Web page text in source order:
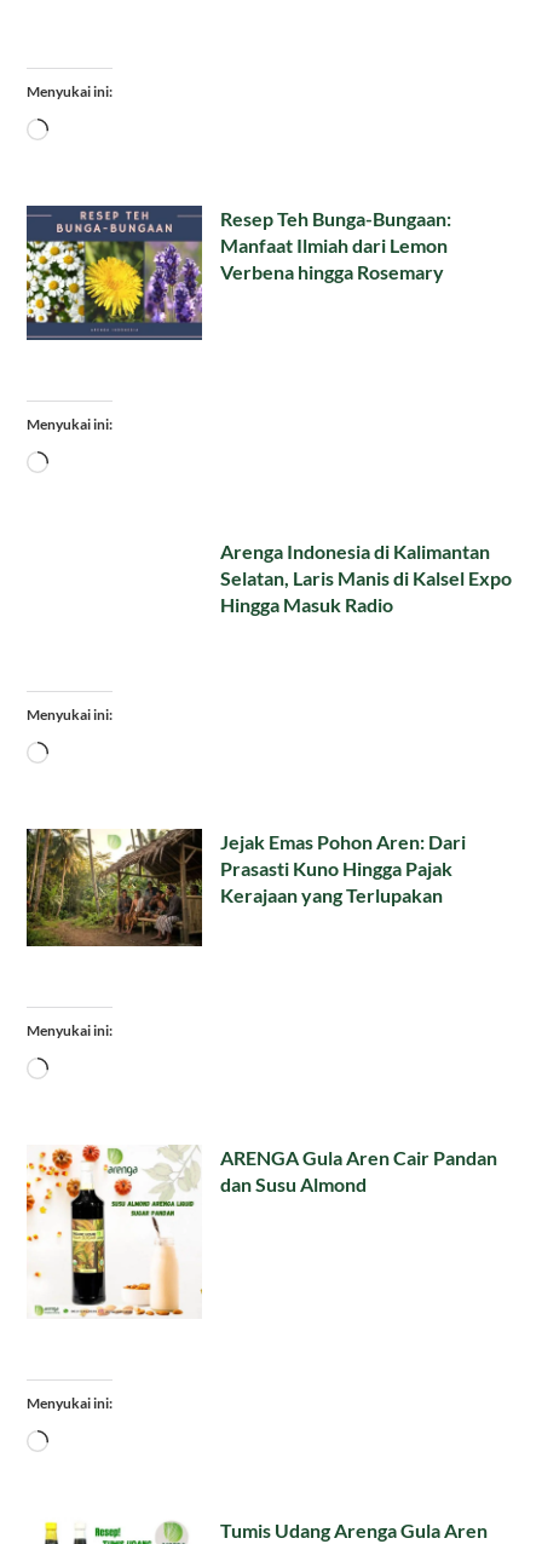
Menyukai ini:
Memuat...
Resep Teh Bunga-Bungaan:
Manfaat Ilmiah dari Lemon
Verbena hingga Rosemary
Menyukai ini:
Memuat...
Arenga Indonesia di Kalimantan
Selatan, Laris Manis di Kalsel Expo
Hingga Masuk Radio
Menyukai ini:
Memuat...
Jejak Emas Pohon Aren: Dari
Prasasti Kuno Hingga Pajak
Kerajaan yang Terlupakan
Menyukai ini:
Memuat...
ARENGA Gula Aren Cair Pandan
dan Susu Almond
Menyukai ini:
Memuat...
Tumis Udang Arenga Gula Aren